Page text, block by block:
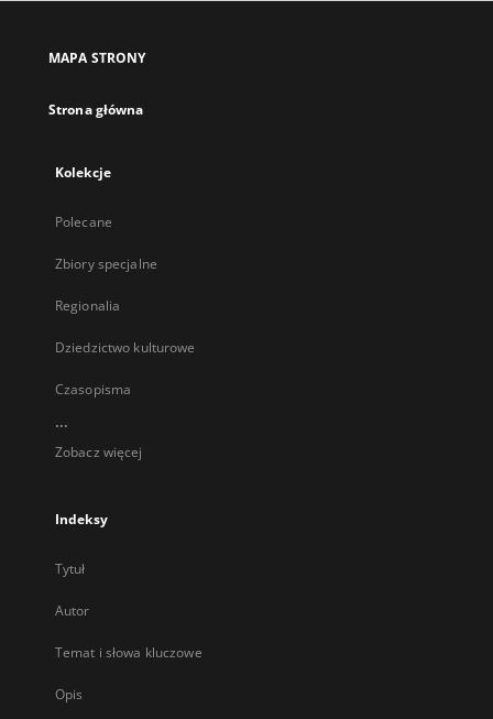
MAPA STRONY
Strona główna
Kolekcje
Polecane
Zbiory specjalne
Regionalia
Dziedzictwo kulturowe
Czasopisma
...
Zobacz więcej
Indeksy
Tytuł
Autor
Temat i słowa kluczowe
Opis